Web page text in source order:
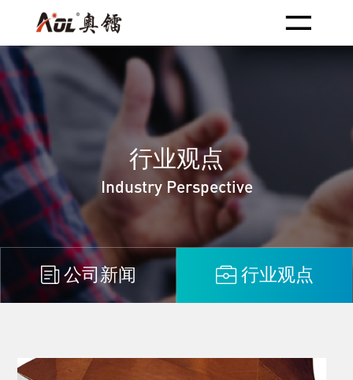
行业观点
Industry Perspective
公司新闻 行业观点